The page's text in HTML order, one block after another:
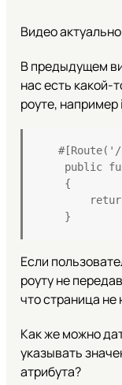
Видео
В предыдущем
нас есть какой-
роуте, например
#[Route('/
public
{
return
}
Если
роуту не
что страница не
Как же можно
указывать
атрибута?